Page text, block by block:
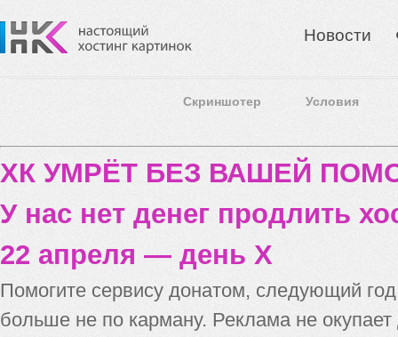
Новости
Скриншотер Условия
ХК УМРЁТ БЕЗ ВАШЕЙ
У нас нет денег продлить
22 апреля — день X
Помогите сервису донатом, следующий
больше не по карману. Реклама не